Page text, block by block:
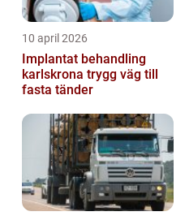
10 april 2026
Implantat behandling
karlskrona trygg väg till
fasta tänder